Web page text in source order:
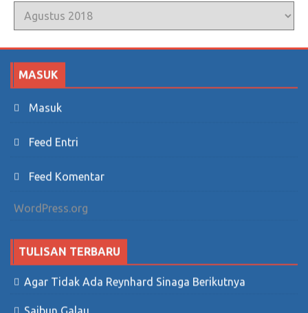
Arsip
MASUK
Masuk
Feed Entri
Feed Komentar
WordPress.org
TULISAN TERBARU
Agar Tidak Ada Reynhard Sinaga Berikutnya